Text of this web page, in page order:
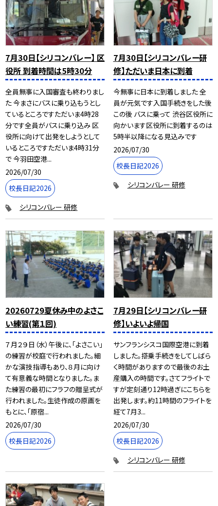
7月30日【シリコンバレー】 区
役所 到着時間は5時30分
全員無事に入国審査も終わりまし
た 今まさにバスに乗り込もうとし
ているところですただいま4時28
分です全員がバスに乗り込み 区
役所に向けて出発をしようとして
いるところですただいま4時31分
で 今羽田空港...
2026/07/30
校長日記2026
シリコンバレー 研修
7月30日【シリコンバレー研
修】ただいま日本に到着
今無事に日本に到着しました 全
員が元気です入国手続きをした後
この後 バスに乗って 渋谷区役所に
向かいます区役所に到着するのは
5時半以降になる見込みです
2026/07/30
校長日記2026
シリコンバレー 研修
20260729夏休み中のよさこ
い練習(第１回)
７月２９日（水）午後に、「よさこい」
の練習が校庭で行われました。細
かな演技指導もあり、８月に向け
て有意義な時間となりました。ま
た練習の最初にフラフの贈呈式が
行われました。生徒作成の原画を
もとに、「原宿...
2026/07/30
校長日記2026
7月29日【シリコンバレー研
修】いよいよ帰国
サンフランシスコ国際空港に到着
しました。搭乗手続きをしてしばら
く時間がありますので最後のお土
産購入の時間です。さてフライトで
すが定刻通り12時過ぎにこちらを
出発します。約11時間のフライトを
経て7月3...
2026/07/30
校長日記2026
シリコンバレー 研修